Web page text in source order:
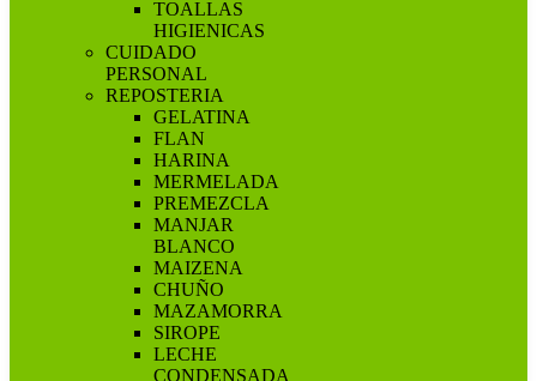
TOALLAS
HIGIENICAS
CUIDADO
PERSONAL
REPOSTERIA
GELATINA
FLAN
HARINA
MERMELADA
PREMEZCLA
MANJAR
BLANCO
MAIZENA
CHUÑO
MAZAMORRA
SIROPE
LECHE
CONDENSADA